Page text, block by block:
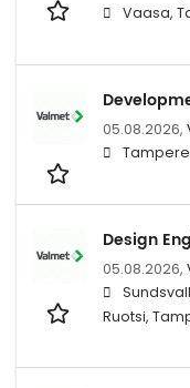
Vaasa,
05.08.2026,
Design
05.08.2026,
Ruotsi,